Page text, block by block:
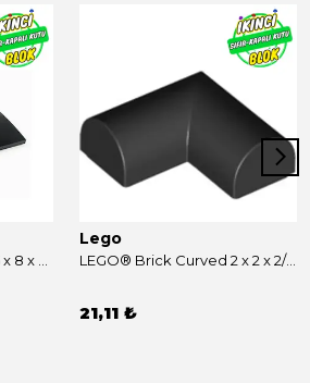
Lego
LEGO® Brick Curved 2 x 2 x 2/3 Double, Corner, No Studs Siyah Sıfır
21,11 ₺